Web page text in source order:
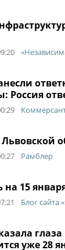
Россия
Рамблер
на 15
Блог
уже 28